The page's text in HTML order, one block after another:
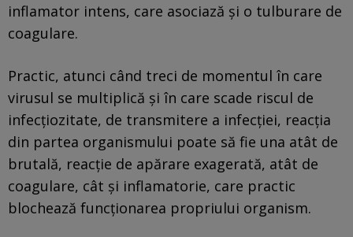
inflamator intens, care asociază și o tulburare de
coagulare.
Practic, atunci când treci de momentul în care
virusul se multiplică și în care scade riscul de
infecțiozitate, de transmitere a infecției, reacția
din partea organismului poate să fie una atât de
brutală, reacție de apărare exagerată, atât de
coagulare, cât și inflamatorie, care practic
blochează funcționarea propriului organism.